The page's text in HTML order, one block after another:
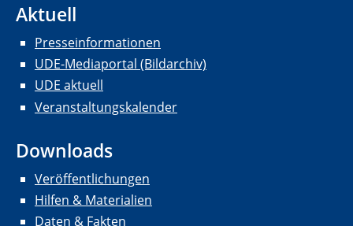
Aktuell
Presseinformationen
UDE-Mediaportal (Bildarchiv)
UDE aktuell
Veranstaltungskalender
Downloads
Veröffentlichungen
Hilfen & Materialien
Daten & Fakten